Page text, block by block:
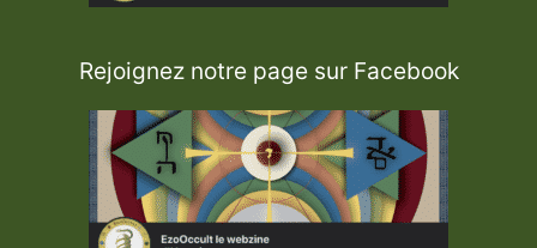
Rejoignez notre page sur Facebook